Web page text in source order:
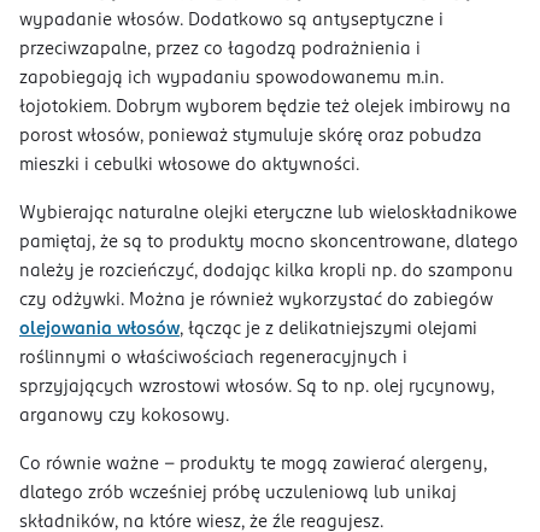
wypadanie włosów. Dodatkowo są antyseptyczne i
przeciwzapalne, przez co łagodzą podrażnienia i
zapobiegają ich wypadaniu spowodowanemu m.in.
łojotokiem. Dobrym wyborem będzie też olejek imbirowy na
porost włosów, ponieważ stymuluje skórę oraz pobudza
mieszki i cebulki włosowe do aktywności.
Wybierając naturalne olejki eteryczne lub wieloskładnikowe
pamiętaj, że są to produkty mocno skoncentrowane, dlatego
należy je rozcieńczyć, dodając kilka kropli np. do szamponu
czy odżywki. Można je również wykorzystać do zabiegów
olejowania włosów, łącząc je z delikatniejszymi olejami
roślinnymi o właściwościach regeneracyjnych i
sprzyjających wzrostowi włosów. Są to np. olej rycynowy,
arganowy czy kokosowy.
Co równie ważne – produkty te mogą zawierać alergeny,
dlatego zrób wcześniej próbę uczuleniową lub unikaj
składników, na które wiesz, że źle reagujesz.